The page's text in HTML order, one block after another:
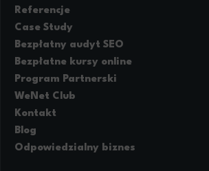
Referencje
Case Study
Bezpłatny audyt SEO
Bezpłatne kursy online
Program Partnerski
WeNet Club
Kontakt
Blog
Odpowiedzialny biznes